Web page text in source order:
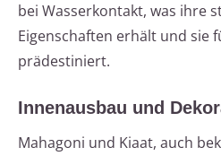
bei Wasserkontakt, was ihre
Eigenschaften erhält und sie
prädestiniert.
Innenausbau und
Mahagoni und Kiaat, auch